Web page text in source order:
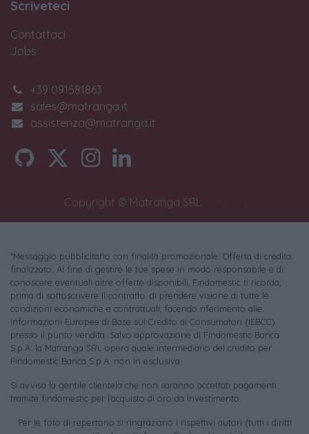
Scriveteci
Contattaci
Jobs
+39 091581863
sales@matranga.it
assistenza@matranga.it
Copyright © Matranga SRL
*Messaggio pubblicitario con finalità promozionale. Offerta di credito
finalizzato. Al fine di gestire le tue spese in modo responsabile e di
conoscere eventuali altre offerte disponibili, Findomestic ti ricorda,
prima di sottoscrivere il contratto, di prendere visione di tutte le
condizioni economiche e contrattuali, facendo riferimento alle
Informazioni Europee di Base sul Credito ai Consumatori (IEBCC)
presso il punto vendita. Salvo approvazione di Findomestic Banca
S.p.A. la Matranga SRL opera quale intermediario del credito per
Findomestic Banca S.p.A. non in esclusiva.
Si avvisa la gentile clientela che non saranno accettati pagamenti
tramite findomestic per l'acquisto di oro da investimento.
Per le foto di repertorio si ringraziano i rispettivi autori (tutti i diritti